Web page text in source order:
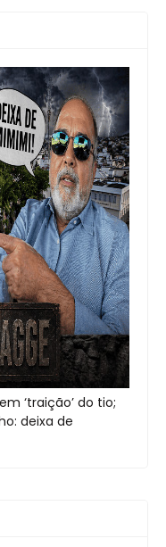
‘traição’ do tio;
deixa de